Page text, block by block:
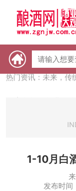
热门资讯：【酒体设
热门资讯：未来，
热门资讯：2024
1-10月白
发布时